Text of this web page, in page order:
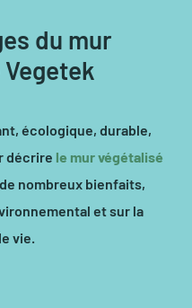
du mur
écologique, durable,
décrire le mur végétalisé
nombreux bienfaits,
et sur la
vie.